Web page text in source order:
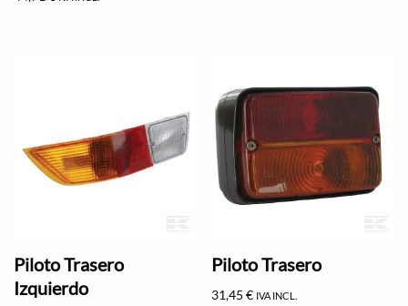
Piloto Trasero
Izquierdo
Piloto Trasero
31,45€ IVA INCL.